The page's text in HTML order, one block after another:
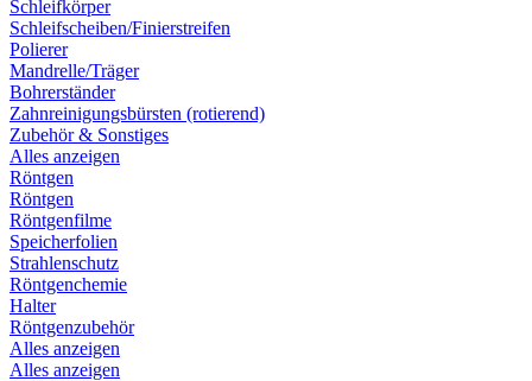
Schleifkörper
Schleifscheiben/Finierstreifen
Polierer
Mandrelle/Träger
Bohrerständer
Zahnreinigungsbürsten (rotierend)
Zubehör & Sonstiges
Alles anzeigen
Röntgen
Röntgen
Röntgenfilme
Speicherfolien
Strahlenschutz
Röntgenchemie
Halter
Röntgenzubehör
Alles anzeigen
Alles anzeigen